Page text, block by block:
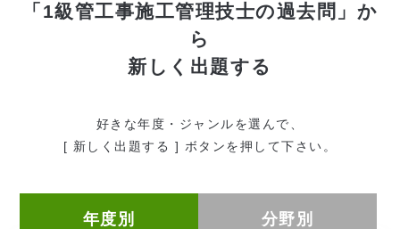
「1級管工事施工管理技士の過去問」か
ら
新しく出題する
好きな年度・ジャンルを選んで、
[ 新しく出題する ] ボタンを押して下さい。
年度別 分野別